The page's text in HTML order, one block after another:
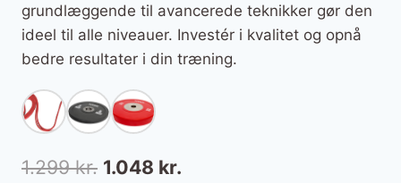
grundlæggende til avancerede teknikker gør den
ideel til alle niveauer. Investér i kvalitet og opnå
bedre resultater i din træning.
1.299kr. Den
1.048 kr.